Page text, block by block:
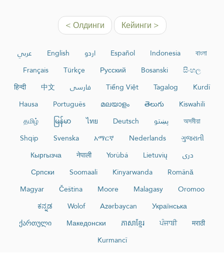
< Олдинги Кейинги >
عربي English اردو Español Indonesia
বাংলা
Français
Türkçe Русский Bosanski
සිංහල
हिन्दी
中文 فارسی Tiếng Việt Tagalog
Kurdî
Hausa
Português മലയാളം తెలుగు
Kiswahili
தமிழ்
မြန်မာ ไทย Deutsch پښتو
অসমীয়া
Shqip
Svenska አማርኛ Nederlands
ગુજરાતી
Кыргызча
नेपाली Yorùbá Lietuvių
دری
Српски
Soomaali Kinyarwanda
Română
Magyar
Čeština Moore Malagasy
Oromoo
ಕನ್ನಡ
Wolof Azərbaycan
Українська
ქართული
Македонски ភាសាខ្មែរ ਪੰਜਾਬੀ
मराठी
Kurmancî